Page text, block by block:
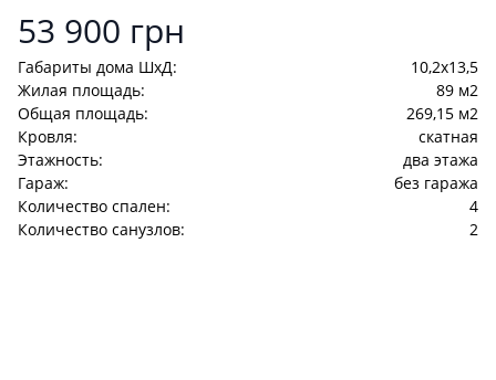
Product information
53 900 грн
Габариты дома ШхД:
10,2x13,5
Жилая площадь:
89 м2
Общая площадь:
269,15 м2
Кровля:
скатная
Этажность:
два этажа
Гараж:
без гаража
Количество спален:
4
Количество санузлов:
2